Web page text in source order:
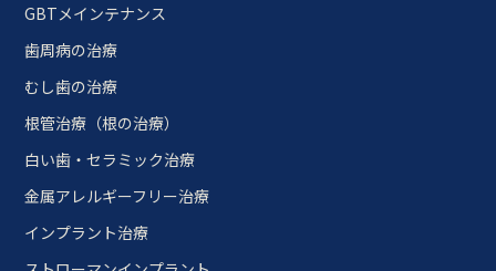
GBTメインテナンス
歯周病の治療
むし歯の治療
根管治療（根の治療）
白い歯・セラミック治療
金属アレルギーフリー治療
インプラント治療